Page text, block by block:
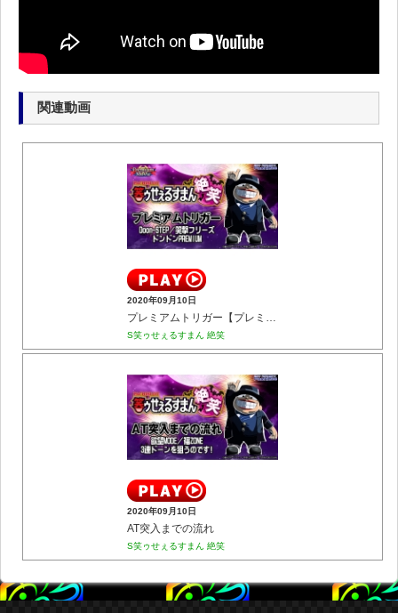
関連動画
2020年09月10日
プレミアムトリガー【プレミアム】
S笑ゥせぇるすまん 絶笑
2020年09月10日
AT突入までの流れ
S笑ゥせぇるすまん 絶笑